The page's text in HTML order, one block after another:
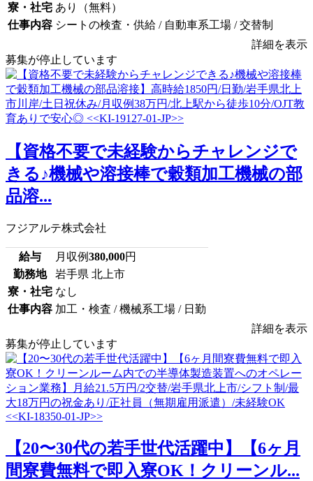
寮・社宅 あり（無料）
仕事内容 シートの検査・供給 / 自動車系工場 / 交替制
詳細を表示
募集が停止しています
【資格不要で未経験からチャレンジで
きる♪機械や溶接棒で穀類加工機械の部
品溶...
フジアルテ株式会社
給与 月収例380,000円
勤務地
岩手県 北上市
寮・社宅 なし
仕事内容 加工・検査 / 機械系工場 / 日勤
詳細を表示
募集が停止しています
【20〜30代の若手世代活躍中】【6ヶ月
間寮費無料で即入寮OK！クリーンル...